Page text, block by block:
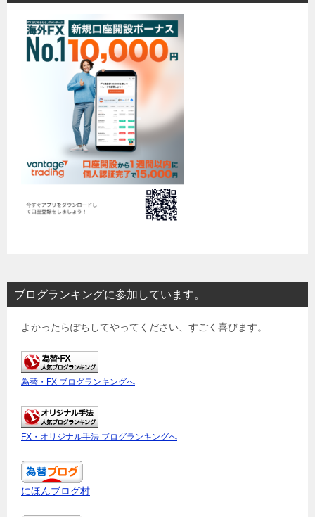
ブログランキングに参加しています。
よかったらぽちしてやってください、すごく喜びます。
為替・FX ブログランキングへ
FX・オリジナル手法 ブログランキングへ
にほんブログ村